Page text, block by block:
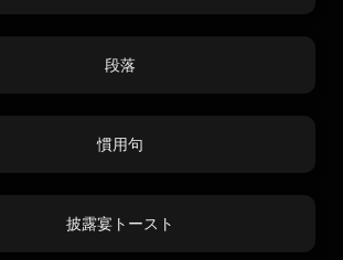
段落
慣用句
披露宴トースト